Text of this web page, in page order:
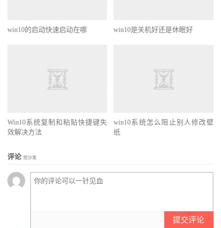
win10的启动快速启动在哪 win10是关机好还是休眠好
Win10系统复制和粘贴快捷键失
效解决方法
win10系统怎么阻止别人修改壁
纸
评论 抢沙发
提交评论